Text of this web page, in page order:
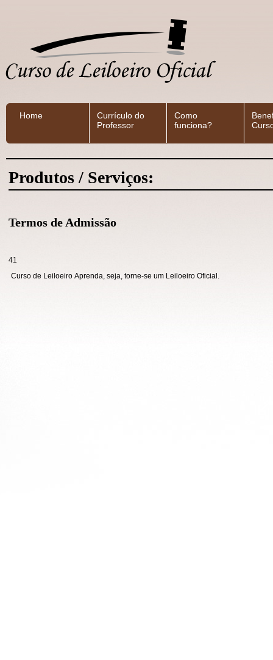
Home
Currículo do
Professor
Como
funciona?
Produtos / Serviços:
Termos de Admissão
41
Curso de Leiloeiro Aprenda, seja, torne-se um Leiloeiro Oficial.